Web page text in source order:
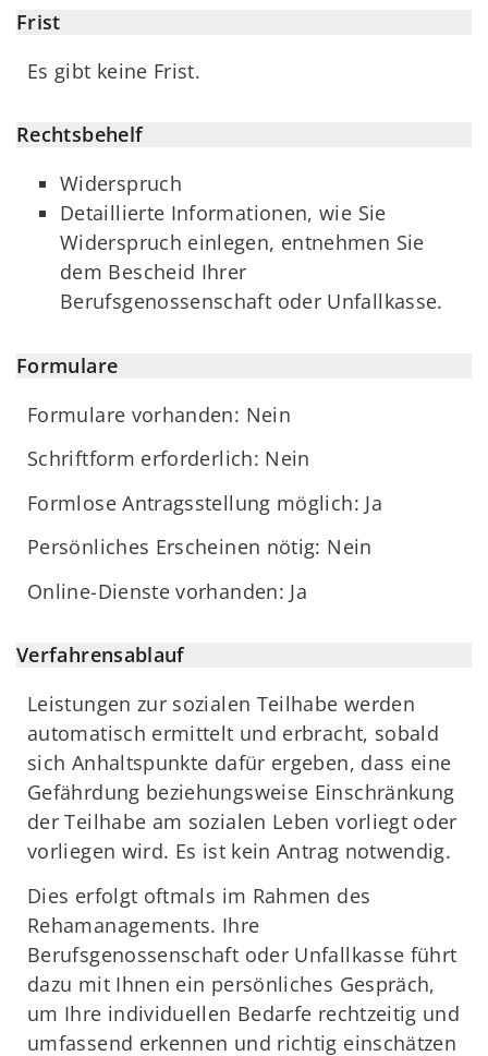
Frist
Es gibt keine Frist.
Rechtsbehelf
Widerspruch
Detaillierte Informationen, wie Sie
Widerspruch einlegen, entnehmen Sie
dem Bescheid Ihrer
Berufsgenossenschaft oder Unfallkasse.
Formulare
Formulare vorhanden: Nein
Schriftform erforderlich: Nein
Formlose Antragsstellung möglich: Ja
Persönliches Erscheinen nötig: Nein
Online-Dienste vorhanden: Ja
Verfahrensablauf
Leistungen zur sozialen Teilhabe werden
automatisch ermittelt und erbracht, sobald
sich Anhaltspunkte dafür ergeben, dass eine
Gefährdung beziehungsweise Einschränkung
der Teilhabe am sozialen Leben vorliegt oder
vorliegen wird. Es ist kein Antrag notwendig.
Dies erfolgt oftmals im Rahmen des
Rehamanagements. Ihre
Berufsgenossenschaft oder Unfallkasse führt
dazu mit Ihnen ein persönliches Gespräch,
um Ihre individuellen Bedarfe rechtzeitig und
umfassend erkennen und richtig einschätzen